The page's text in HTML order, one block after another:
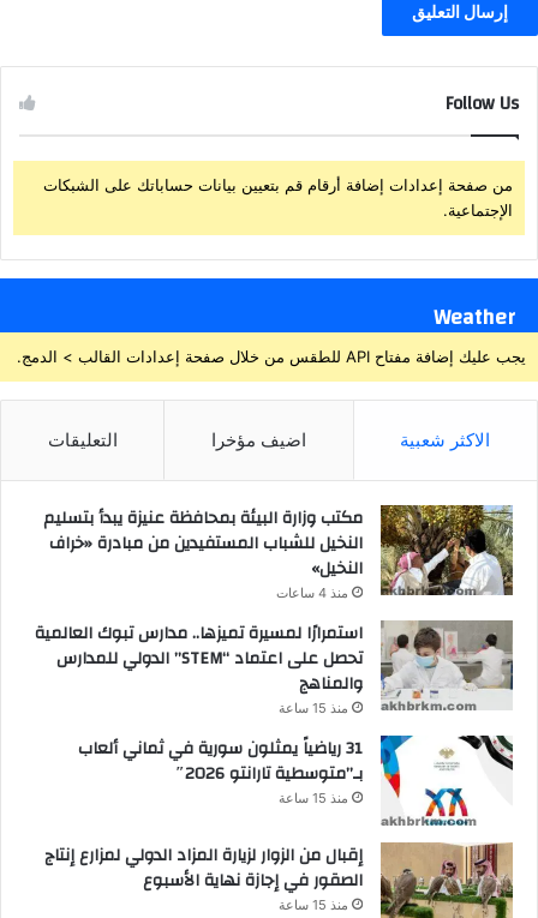
Follow Us
من صفحة إعدادات إضافة أرقام قم بتعيين بيانات حساباتك على الشبكات
الإجتماعية.
Weather
يجب عليك إضافة مفتاح API للطقس من خلال صفحة إعدادات القالب > الدمج.
الاكثر شعبية اضيف مؤخرا التعليقات
مكتب وزارة البيئة بمحافظة عنيزة يبدأ بتسليم
النخيل للشباب المستفيدين من مبادرة «خراف
النخيل»
منذ 4 ساعات
استمرارًا لمسيرة تميزها.. مدارس تبوك العالمية
تحصل على اعتماد “STEM” الدولي للمدارس
والمناهج
منذ 15 ساعة
31 رياضياً يمثلون سورية في ثماني ألعاب
بـ”متوسطية تارانتو 2026″
منذ 15 ساعة
إقبال من الزوار لزيارة المزاد الدولي لمزارع إنتاج
الصقور في إجازة نهاية الأسبوع
منذ 15 ساعة